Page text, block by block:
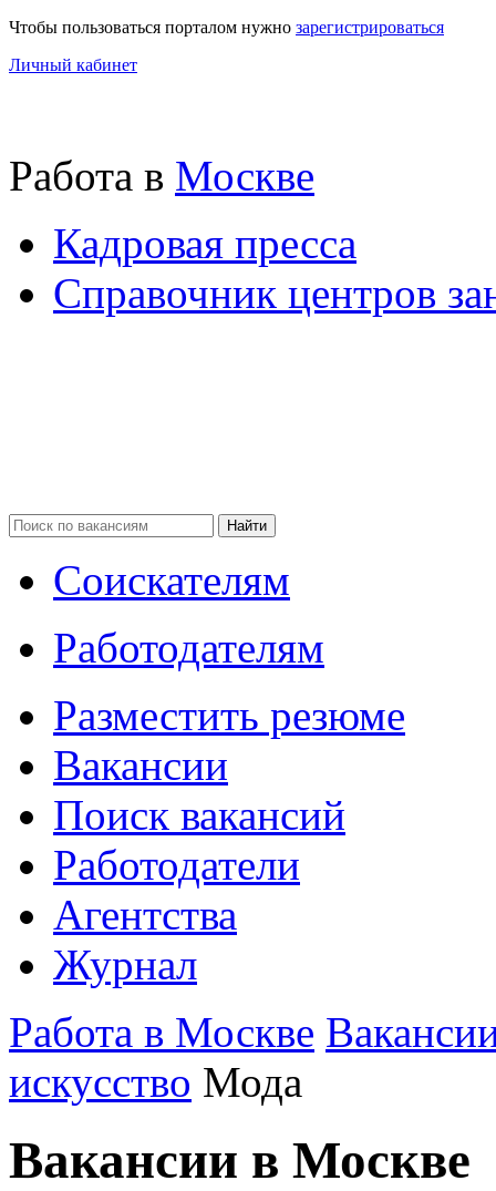
Чтобы пользоваться порталом нужно зарегистрироваться
Личный кабинет
Работа в Москве
Кадровая пресса
Справочник центров
Соискателям
Работодателям
Разместить резюме
Вакансии
Поиск вакансий
Работодатели
Агентства
Журнал
Работа в Москве
искусство Мода
Вакансии в Москве